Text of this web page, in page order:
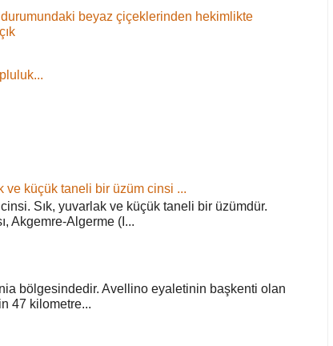
durumundaki beyaz çiçeklerinden hekimlikte
ve küçük taneli bir üzüm cinsi ...
Sık, yuvarlak ve küçük taneli bir üzümdür.
Akgemre-Algerme (I...
bölgesindedir. Avellino eyaletinin başkenti olan
47 kilometre...